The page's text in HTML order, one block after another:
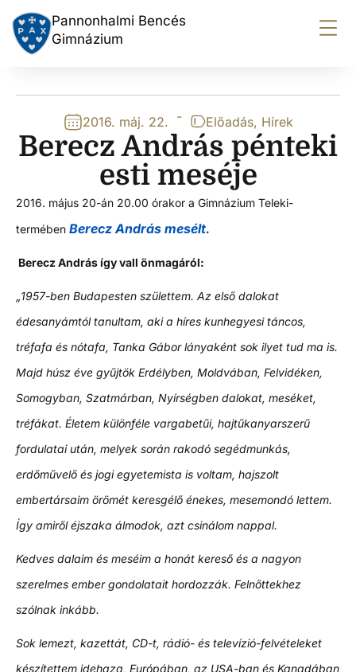
Pannonhalmi Bencés
Gimnázium
2016. máj. 22. - Előadás, Hírek
Berecz András pénteki
esti meséje
2016. május 20-án 20.00 órakor a Gimnázium Teleki-
termében Berecz András mesélt.
Berecz András így vall önmagáról:
„1957-ben Budapesten születtem. Az első dalokat
édesanyámtól tanultam, aki a híres kunhegyesi táncos,
tréfafa és nótafa, Tanka Gábor lányaként sok ilyet tud ma is.
Majd húsz éve gyűjtök Erdélyben, Moldvában, Felvidéken,
Somogyban, Szatmárban, Nyírségben dalokat, meséket,
tréfákat. Életem különféle vargabetűi, hajtűkanyarszerű
fordulatai után, melyek során rakodó segédmunkás,
erdőművelő és jogi egyetemista is voltam, hajszolt
embertársaim örömét keresgélő énekes, mesemondó lettem.
Így amiről éjszaka álmodok, azt csinálom nappal.
Kedves dalaim és meséim a honát kereső és a nagyon
szerelmes ember gondolatait hordozzák. Felnőttekhez
szólnak inkább.
Sok lemezt, kazettát, CD-t, rádió- és televízió-felvételeket
készítettem idehaza, Európában, az USA-ban és Kanadában